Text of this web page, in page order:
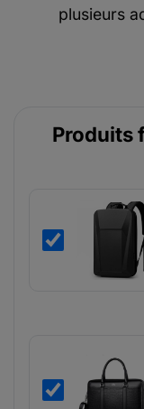
plusieurs
Produits